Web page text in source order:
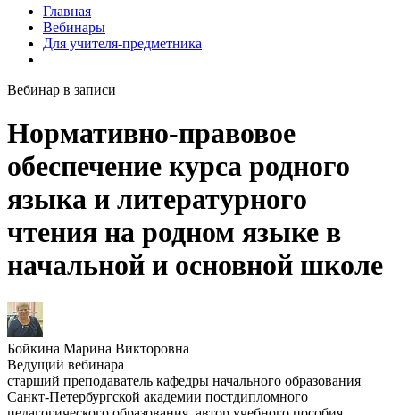
Главная
Вебинары
Для учителя-предметника
Вебинар в записи
Нормативно-правовое
обеспечение курса родного
языка и литературного
чтения на родном языке в
начальной и основной школе
Бойкина Марина Викторовна
Ведущий вебинара
старший преподаватель кафедры начального образования
Санкт-Петербургской академии постдипломного